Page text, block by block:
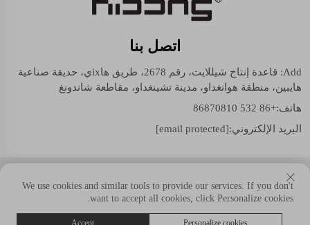
اتصل بنا
Add: قاعدة إنتاج شيللايت، رقم 2678، طريق هاixي، حديقة صناعية
هايبين، منطقة هوانغداو، مدينة تشينغداو، مقاطعة شاندونغ
هاتف:+86 532 86870810
البريد الإلكتروني:[email protected]
حقوق النسخ © شيللايت (مجموعة شاندونغ) المحدودة. جميع الحقوق
محفوظة.
We use cookies and similar tools to provide our services. If you don't
want to accept all cookies, click Personalize cookies.
Personalize cookies
Accept